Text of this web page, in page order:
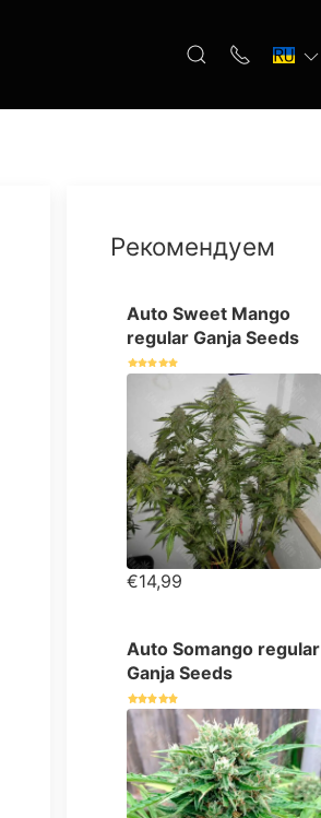
Рекомендуем
Auto Sweet Mango
regular Ganja Seeds
€14,99
Auto Somango regular
Ganja Seeds